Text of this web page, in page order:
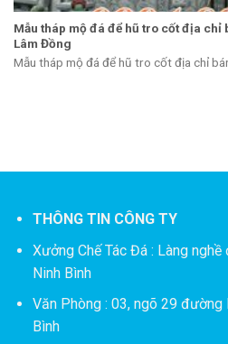
Mẫu tháp mộ đá để hũ tro cốt địa chỉ
Lâm Đồng
Mẫu tháp mộ đá để hũ tro cốt địa chỉ
THÔNG TIN CÔNG TY
Xưởng Chế Tác Đá : Làng nghề
Ninh Bình
Văn Phòng : 03, ngõ 29 đường
Bình